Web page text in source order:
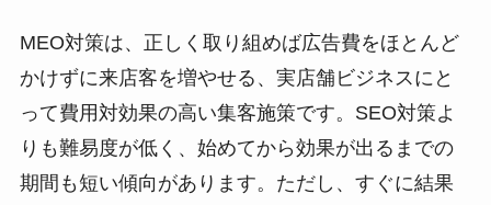
MEO対策は、正しく取り組めば広告費をほとんど
かけずに来店客を増やせる、実店舗ビジネスにと
って費用対効果の高い集客施策です。SEO対策よ
りも難易度が低く、始めてから効果が出るまでの
期間も短い傾向があります。ただし、すぐに結果